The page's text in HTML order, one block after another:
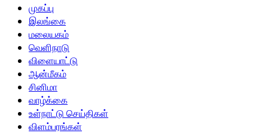
முகப்பு
இலங்கை
மலையகம்
வெளிநாடு
விளையாட்டு
ஆன்மீகம்
சினிமா
வாழ்க்கை
உள்நாட்டு செய்திகள்
விளம்பரங்கள்